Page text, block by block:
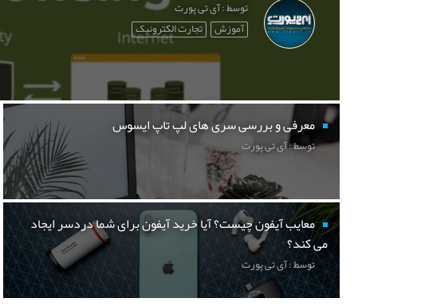
توسط : آی تی پورت
آموزش تجارت الکترونیک
معرفی و بررسی سری های لپ تاپ ایسوس
توسط : آی تی پورت
معایب آیفون چیست؟ آیا خرید آیفون برای شما دردسر ایجاد
می کند؟
توسط : آی تی پورت